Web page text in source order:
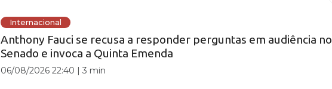
Internacional
Anthony Fauci se recusa a responder perguntas em audiência no
Senado e invoca a Quinta Emenda
06/08/2026 22:40 |3 min